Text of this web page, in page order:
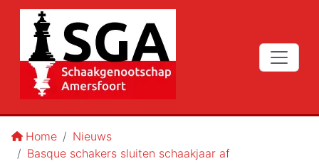
Home
Nieuws
Basque schakers sluiten schaakjaar af